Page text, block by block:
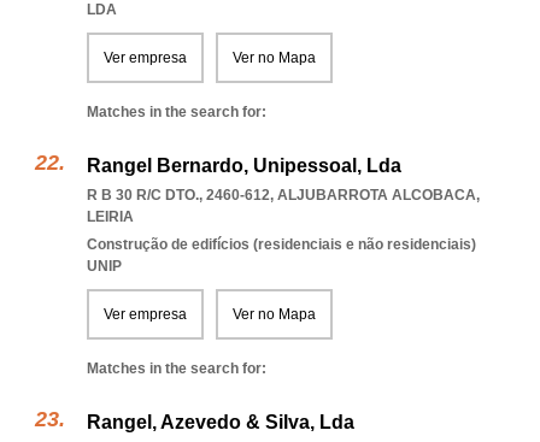
LDA
Ver empresa Ver no Mapa
Matches in the search for:
Rangel Bernardo, Unipessoal, Lda
R B 30 R/C DTO., 2460-612, ALJUBARROTA ALCOBACA,
LEIRIA
Construção de edifícios (residenciais e não residenciais)
UNIP
Ver empresa Ver no Mapa
Matches in the search for:
Rangel, Azevedo & Silva, Lda